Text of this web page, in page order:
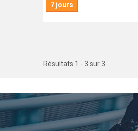
7 jours
Résultats 1 - 3 sur 3.